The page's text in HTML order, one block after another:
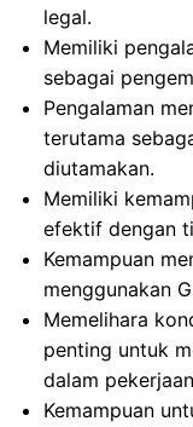
legal.
Memiliki
sebagai
Pengalaman
terutama
diutamakan.
Memiliki
efektif dengan
Kemampuan
menggunakan
Memelihara
penting untuk
dalam
Kemampuan